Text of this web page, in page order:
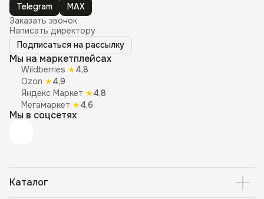
Telegram
MAX
Заказать звонок
Написать директору
Подписаться на рассылку
Мы на маркетплейсах
Wildberries ★4,8
Ozon ★4,9
Яндекс Маркет ★4,8
Мегамаркет ★4,6
Мы в соцсетях
Каталог